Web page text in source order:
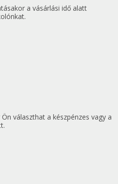
a vásárlási idő alatt
választhat a készpénzes vagy a